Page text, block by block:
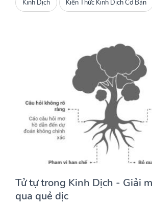
Kinh Dịch Kiến Thức Kinh Dịch Cơ Bản
Tử tự trong Kinh Dịch - Giải
qua quẻ dịc